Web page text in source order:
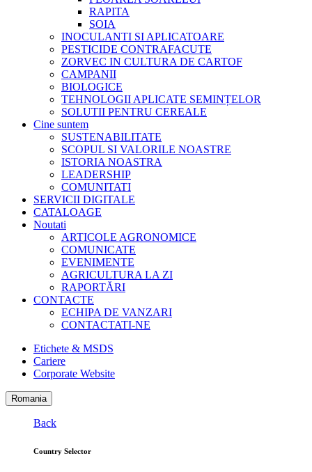
RAPITA
SOIA
INOCULANTI SI APLICATOARE
PESTICIDE CONTRAFACUTE
ZORVEC IN CULTURA DE CARTOF
CAMPANII
BIOLOGICE
TEHNOLOGII APLICATE SEMINȚELOR
SOLUTII PENTRU CEREALE
Cine suntem
SUSTENABILITATE
SCOPUL SI VALORILE NOASTRE
ISTORIA NOASTRA
LEADERSHIP
COMUNITATI
SERVICII DIGITALE
CATALOAGE
Noutati
ARTICOLE AGRONOMICE
COMUNICATE
EVENIMENTE
AGRICULTURA LA ZI
RAPORTĂRI
CONTACTE
ECHIPA DE VANZARI
CONTACTATI-NE
Etichete & MSDS
Cariere
Corporate Website
Romania
Back
Country Selector